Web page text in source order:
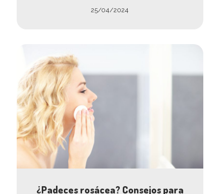
25/04/2024
¿Padeces rosácea? Consejos para